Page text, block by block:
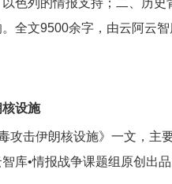
色列的情报支持；二、历
全文9500余字，由云阿云智
核设施
攻击伊朗核设施》一文，
库•情报战争课题组原创出品